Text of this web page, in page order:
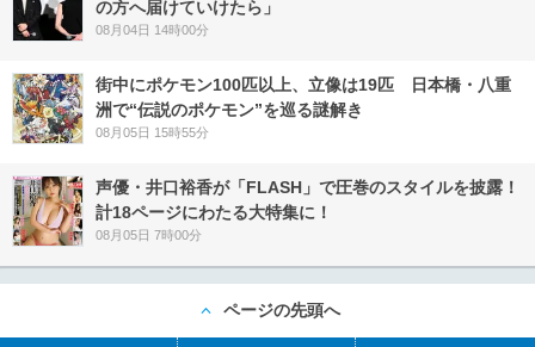
の方へ届けていけたら」
08月04日 14時00分
街中にポケモン100匹以上、立像は19匹 日本橋・八重
洲で“伝説のポケモン”を巡る謎解き
08月05日 15時55分
声優・井口裕香が「FLASH」で圧巻のスタイルを披露！
計18ページにわたる大特集に！
08月05日 7時00分
ページの先頭へ